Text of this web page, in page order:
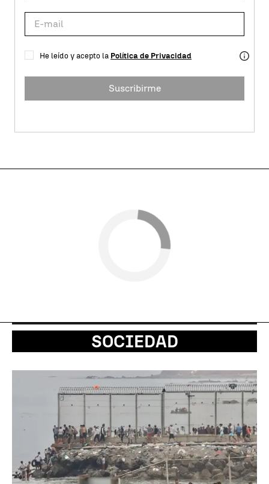
He leído y acepto la Política de Privacidad
Suscribirme
SOCIEDAD